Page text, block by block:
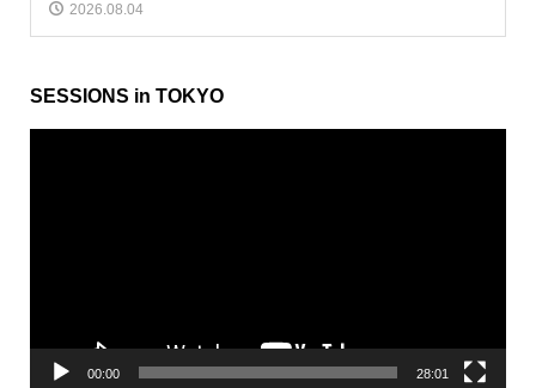
2026.08.04
SESSIONS in TOKYO
00:00 28:01